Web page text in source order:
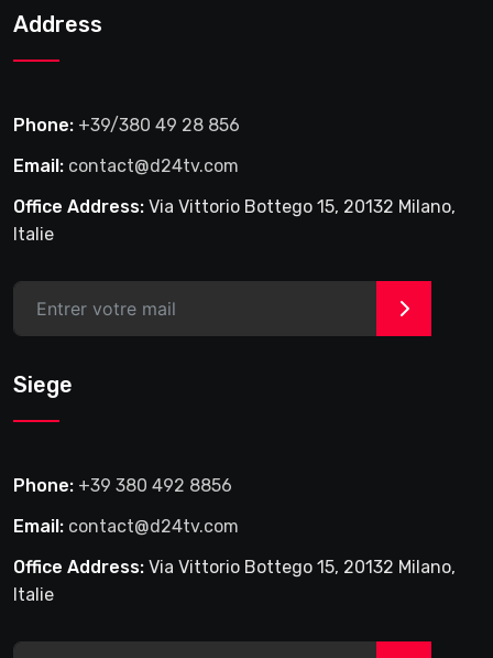
Address
Phone: +39/380 49 28 856
Email: contact@d24tv.com
Office Address: Via Vittorio Bottego 15, 20132 Milano,
Italie
>
Siege
Phone: +39 380 492 8856
Email: contact@d24tv.com
Office Address: Via Vittorio Bottego 15, 20132 Milano,
Italie